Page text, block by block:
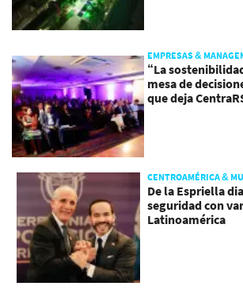
EMPRESAS &
“La
mesa de
que deja
CENTROAMÉRICA &
De la Espriella
seguridad con
Latinoamérica